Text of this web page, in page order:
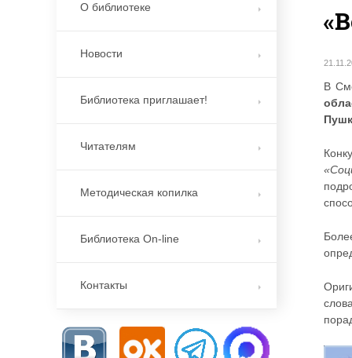
В
О библиотеке
Новости
Библиотека приглашает!
Читателям
Методическая копилка
Библиотека On-line
Контакты